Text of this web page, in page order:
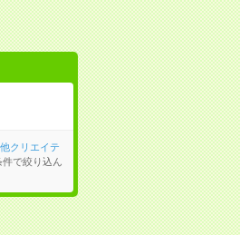
クリエイテ
で絞り込ん